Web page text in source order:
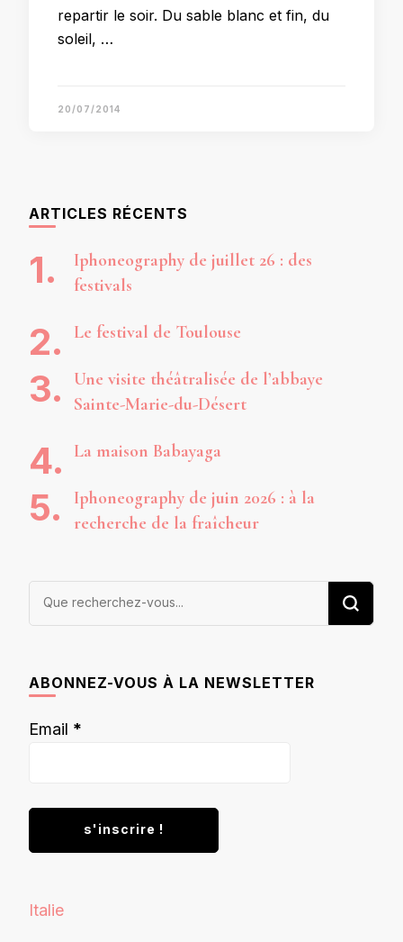
repartir le soir. Du sable blanc et fin, du
soleil, …
20/07/2014
ARTICLES RÉCENTS
Iphoneography de juillet 26 : des
festivals
Le festival de Toulouse
Une visite théâtralisée de l’abbaye
Sainte-Marie-du-Désert
La maison Babayaga
Iphoneography de juin 2026 : à la
recherche de la fraîcheur
Vous
ABONNEZ-VOUS À LA NEWSLETTER
Email *
Italie